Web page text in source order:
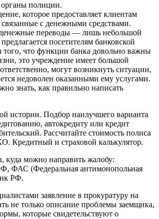
полиции.
которое предоставляет клиентам
с денежными средствами.
переводы — лишь небольшой
посетителям банковской
того, что функции банка довольно важны
это учреждение имеет большой
могут возникнуть ситуации,
недоволен оказанными ему услугами.
знать, как правильно написать
истории. Подбор наилучшего варианта
автокредиту или кредит
Рассчитайте стоимость полиса
и страховой калькулятор.
куда можно направить жалобу:
ФАС (Федеральная антимонопольная
РФ.
заявление в прокуратуру на
не только описание проблемы заемщика,
которые свидетельствуют о